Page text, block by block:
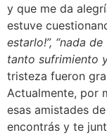
y que me da
estuve
estarlo!”, “nada
tanto sufrimiento
tristeza fueron
Actualmente, por
esas amistades
encontrás y te